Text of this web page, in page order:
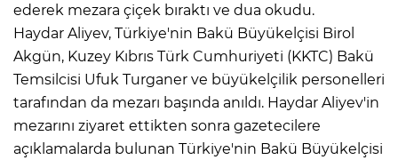
ederek mezara çiçek bıraktı ve dua okudu.
Haydar Aliyev, Türkiye'nin Bakü Büyükelçisi Birol
Akgün, Kuzey Kıbrıs Türk Cumhuriyeti (KKTC) Bakü
Temsilcisi Ufuk Turganer ve büyükelçilik personelleri
tarafından da mezarı başında anıldı. Haydar Aliyev'in
mezarını ziyaret ettikten sonra gazetecilere
açıklamalarda bulunan Türkiye'nin Bakü Büyükelçisi